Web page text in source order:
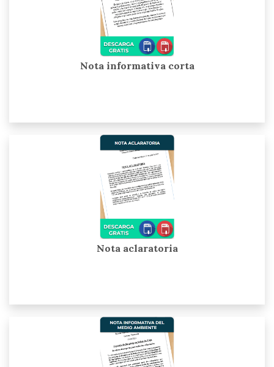
Nota informativa corta
Nota aclaratoria